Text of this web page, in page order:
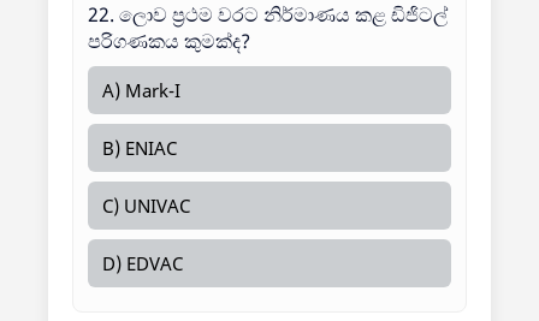
22. ලොව ප්‍රථම වරට නිර්මාණය කළ ඩිජිටල්
පරිගණකය කුමක්ද?
A) Mark-I
B) ENIAC
C) UNIVAC
D) EDVAC